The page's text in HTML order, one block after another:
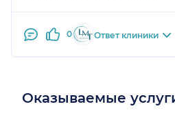
0 Ответ клиники
Оказываемые